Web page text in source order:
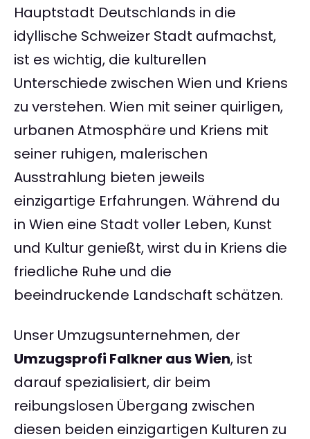
Hauptstadt Deutschlands in die
idyllische Schweizer Stadt aufmachst,
ist es wichtig, die kulturellen
Unterschiede zwischen Wien und Kriens
zu verstehen. Wien mit seiner quirligen,
urbanen Atmosphäre und Kriens mit
seiner ruhigen, malerischen
Ausstrahlung bieten jeweils
einzigartige Erfahrungen. Während du
in Wien eine Stadt voller Leben, Kunst
und Kultur genießt, wirst du in Kriens die
friedliche Ruhe und die
beeindruckende Landschaft schätzen.
Unser Umzugsunternehmen, der
Umzugsprofi Falkner aus Wien, ist
darauf spezialisiert, dir beim
reibungslosen Übergang zwischen
diesen beiden einzigartigen Kulturen zu